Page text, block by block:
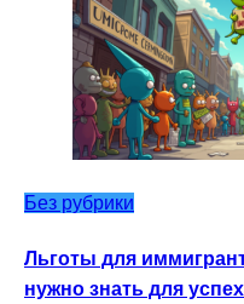
Без рубрики
Льготы для
нужно знать для